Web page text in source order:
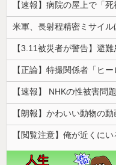
【閲覧注意】俺が近くに